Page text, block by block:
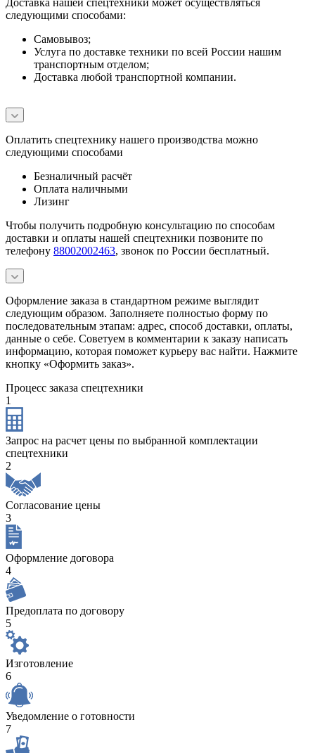
следующими способами:
Самовывоз;
Услуга по доставке техники по всей России нашим
транспортным отделом;
Доставка любой транспортной компании.
Оплатить спецтехнику нашего производства можно
следующими способами
Безналичный расчёт
Оплата наличными
Лизинг
Чтобы получить подробную консультацию по способам
доставки и оплаты нашей спецтехники позвоните по
телефону 88002002463, звонок по России бесплатный.
Оформление заказа в стандартном режиме выглядит
следующим образом. Заполняете полностью форму по
последовательным этапам: адрес, способ доставки, оплаты,
данные о себе. Советуем в комментарии к заказу написать
информацию, которая поможет курьеру вас найти. Нажмите
кнопку «Оформить заказ».
Процесс заказа спецтехники
1
Запрос на расчет цены по выбранной комплектации
спецтехники
2
Согласование цены
3
Оформление договора
4
Предоплата по договору
5
Изготовление
6
Уведомление о готовности
7